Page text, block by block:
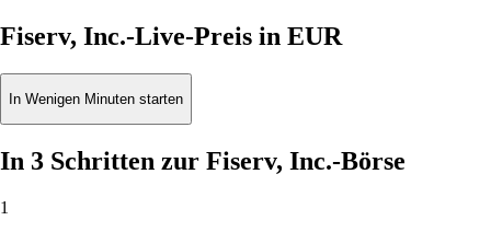
Fiserv, Inc.-Live-Preis in EUR
In Wenigen Minuten starten
In 3 Schritten zur Fiserv, Inc.-Börse
1